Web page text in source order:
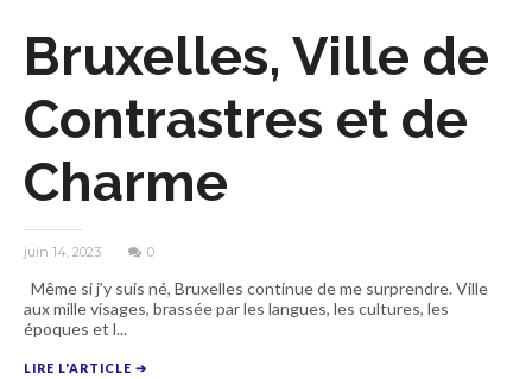
Bruxelles, Ville de
Contrastres et de
Charme
juin 14, 2023 0
Même si j’y suis né, Bruxelles continue de me surprendre. Ville
aux mille visages, brassée par les langues, les cultures, les
époques et l...
LIRE L'ARTICLE ➔